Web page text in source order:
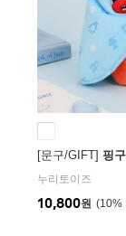
[문구/GIFT] 핑
누리토이즈
10%
10,800원